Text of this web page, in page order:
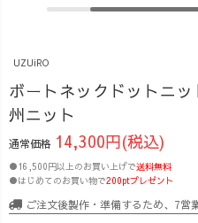
民派アラサー田
(笑) 先日ご注
文いただいた皆
うございます🤭
あっちの変わり
染めバルーンパ
ンツ、 ただいま
少しずつ染めの
あっち
ョット
さらっ
暑に ✔︎
ワンピ
秋レイ
UZUiRO
ボートネックドットニ
州ニット
通常価格 14,300円(税込)
●16,500円以上のお買い上げで送料無料
●はじめてのお買い物で200ptプレゼント
ご注文後製作・準備するため、7営